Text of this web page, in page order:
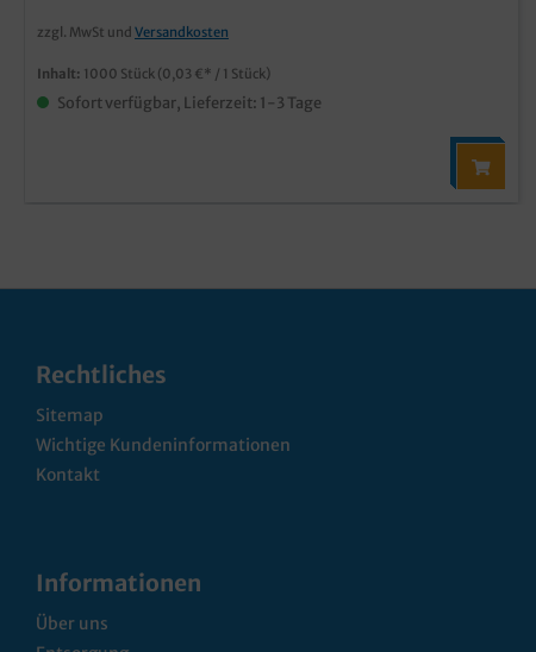
zzgl. MwSt und Versandkosten
Inhalt: 1000 Stück (0,03 €* / 1 Stück)
Sofort verfügbar, Lieferzeit: 1-3 Tage
Rechtliches
Sitemap
Wichtige Kundeninformationen
Kontakt
Informationen
Über uns